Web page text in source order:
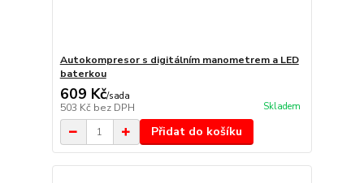
Autokompresor s digitálním manometrem a LED
baterkou
609 Kč/sada
503 Kč bez DPH Skladem
Přidat do košíku